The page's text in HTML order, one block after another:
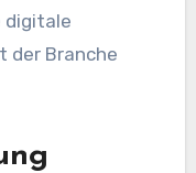
digitale
der Branche